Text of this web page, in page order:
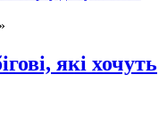
які хочуть